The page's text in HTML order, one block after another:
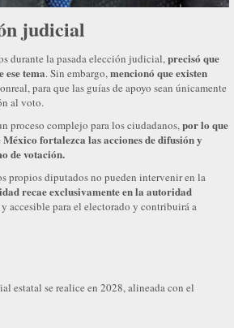
judicial
durante la pasada elección judicial,precisó que
tema. Sin embargo,mencionó que existen
para que las guías de apoyo sean únicamente
al voto.
proceso complejo para los ciudadanos,por lo que
fortalezca las acciones de difusión y
de votación.
propios diputados no pueden intervenir en la
recae exclusivamente en la autoridad
accesible para el electorado y contribuirá a
estatal se realice en 2028, alineada con el